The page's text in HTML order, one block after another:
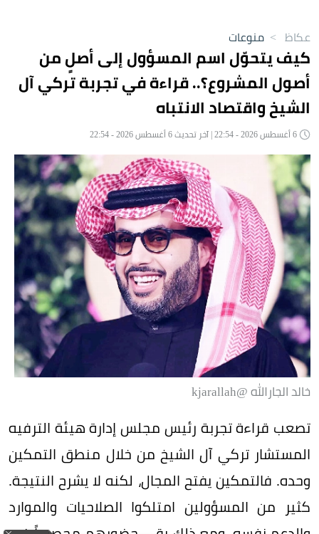
عكاظ > منوعات
كيف يتحوّل اسم المسؤول إلى أصلٍ من
أصول المشروع؟.. قراءة في تجربة تركي آل
الشيخ واقتصاد الانتباه
خالد الجارالله @kjarallah
تصعب قراءة تجربة رئيس مجلس إدارة هيئة الترفيه
المستشار تركي آل الشيخ من خلال منطق التمكين
وحده. فالتمكين يفتح المجال، لكنه لا يشرح النتيجة.
كثير من المسؤولين امتلكوا الصلاحيات والموارد